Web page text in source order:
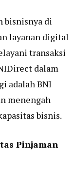
bisnisnya di
layanan digital
transaksi
dalam
adalah BNI
menengah
bisnis.
Pinjaman